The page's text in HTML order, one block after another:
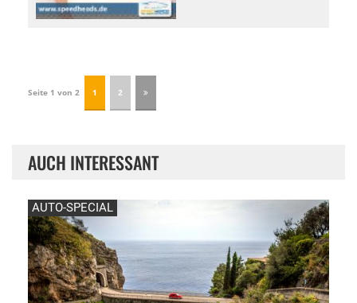
Seite 1 von 2 1 2
AUCH INTERESSANT
AUTO-SPECIAL